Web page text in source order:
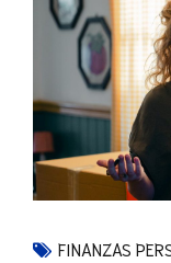
FINANZAS